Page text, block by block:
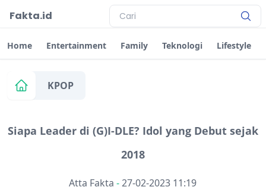
Fakta.id
Home Entertainment Family Teknologi Lifestyle
KPOP
Siapa Leader di (G)I-DLE? Idol yang Debut sejak
2018
Atta Fakta -27-02-2023 11:19